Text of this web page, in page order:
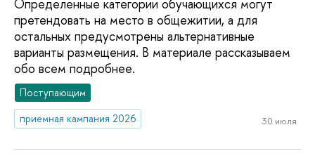
Определенные категории обучающихся могут
претендовать на место в общежитии, а для
остальных предусмотрены альтернативные
варианты размещения. В материале рассказываем
обо всем подробнее.
Поступающим
приемная кампания 2026
30 июля